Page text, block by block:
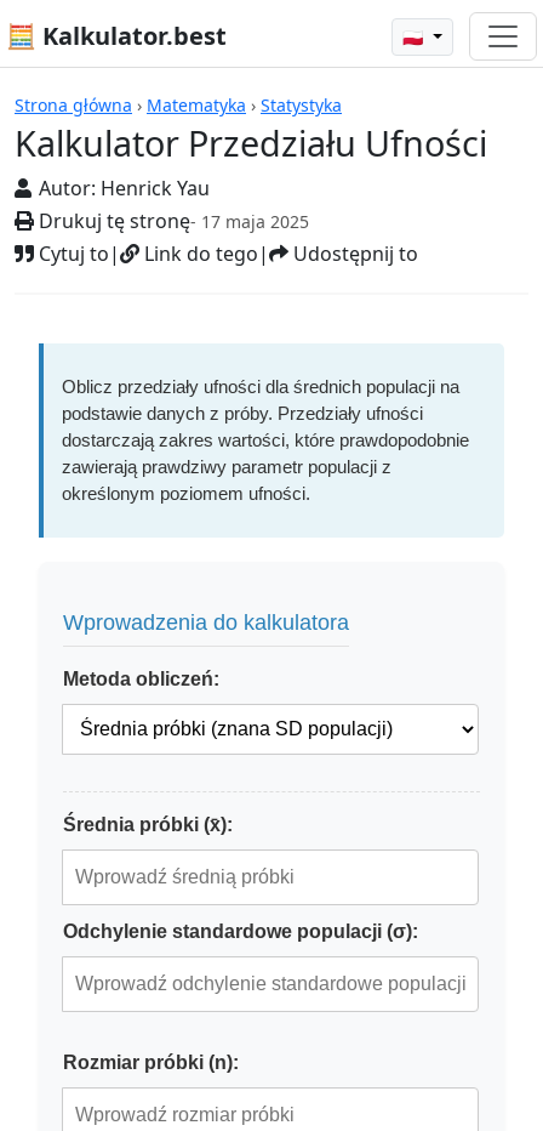
🧮 Kalkulator.best 🇵🇱
Strona główna › Matematyka › Statystyka
Kalkulator Przedziału Ufności
Autor: Henrick Yau
Drukuj tę stronę- 17 maja 2025
Cytuj to| Link do tego| Udostępnij to
Kalkulatory
Oblicz przedziały ufności dla średnich populacji na
podstawie danych z próby. Przedziały ufności
dostarczają zakres wartości, które prawdopodobnie
zawierają prawdziwy parametr populacji z
określonym poziomem ufności.
Wprowadzenia do kalkulatora
Metoda obliczeń:
Średnia próbki (x̄):
Odchylenie standardowe populacji (σ):
Rozmiar próbki (n):